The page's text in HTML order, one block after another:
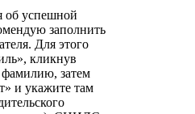
об успешной
заполнить
Для этого
кликнув
затем
и укажите там